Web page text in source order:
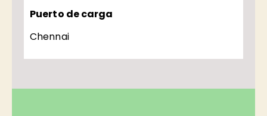
Puerto de carga
Chennai